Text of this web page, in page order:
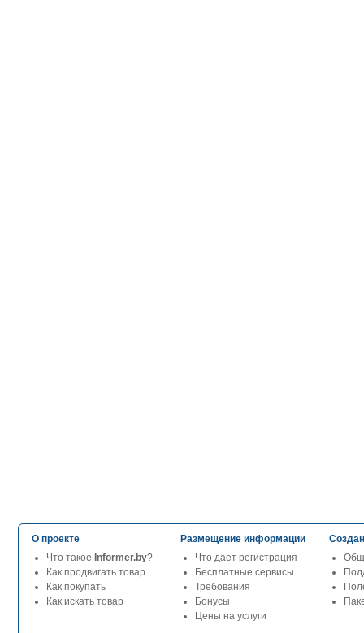
О проекте
Что такое Informer.by?
Как продвигать товар
Как покупать
Как искать товар
Размещение информации
Что дает регистрация
Бесплатные сервисы
Требования
Бонусы
Цены на услуги